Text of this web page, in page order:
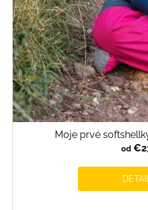
Moje prvé
od
DETAIL